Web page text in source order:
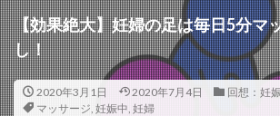
【効果絶大】妊婦の足は毎日5分マ
し！
2020年3月1日 2020年7月4日
回想：妊
マッサージ, 妊娠中, 妊婦